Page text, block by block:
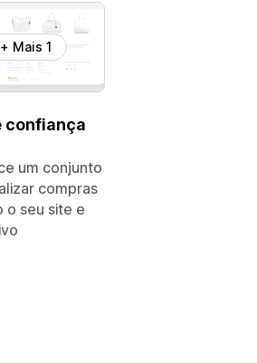
+ Mais 1
confiança
um conjunto
compras
o seu site e